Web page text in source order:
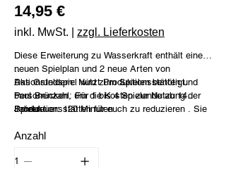
Preis
14,95 €
inkl. MwSt. zzgl. Lieferkosten
Diese Erweiterung zu Wasserkraft enthält einen
neuen Spielplan und 2 neue Arten von
Aktionsfeldern: Nutzt Produktionsstätten und
baut Brücken, um die Kosten zur Nutzung der
Produktionsstätten für euch zu reduzieren . Sie
kombinierbar.
Das Grundspiel wird zum Spielen benötigt.
Personenzahl: Für 1 bis 4 Spielende ab 14
Jahren
Spieldauer: 120 Minuten
Anzahl